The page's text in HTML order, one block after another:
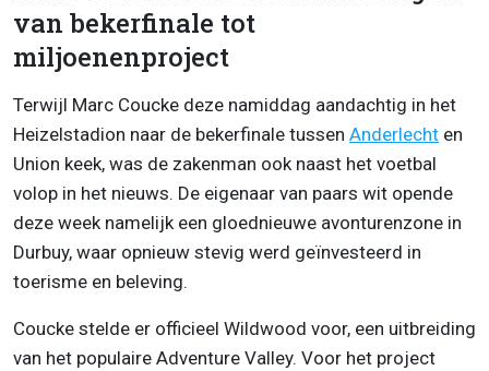
van bekerfinale tot
miljoenenproject
Terwijl Marc Coucke deze namiddag aandachtig in het
Heizelstadion naar de bekerfinale tussen Anderlecht en
Union keek, was de zakenman ook naast het voetbal
volop in het nieuws. De eigenaar van paars wit opende
deze week namelijk een gloednieuwe avonturenzone in
Durbuy, waar opnieuw stevig werd geïnvesteerd in
toerisme en beleving.
Coucke stelde er officieel Wildwood voor, een uitbreiding
van het populaire Adventure Valley. Voor het project